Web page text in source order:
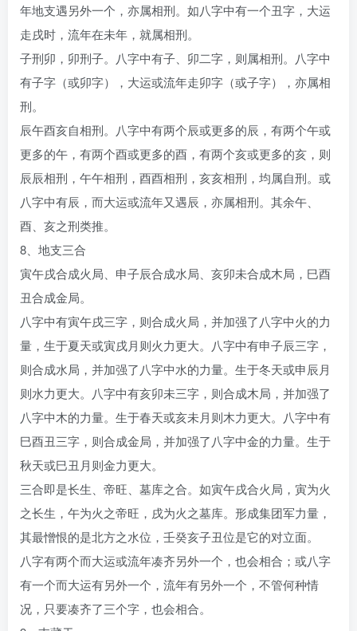
年地支遇另外一个，亦属相刑。如八字中有一个丑字，大运
走戌时，流年在未年，就属相刑。
子刑卯，卯刑子。八字中有子、卯二字，则属相刑。八字中
有子字（或卯字），大运或流年走卯字（或子字），亦属相
刑。
辰午酉亥自相刑。八字中有两个辰或更多的辰，有两个午或
更多的午，有两个酉或更多的酉，有两个亥或更多的亥，则
辰辰相刑，午午相刑，酉酉相刑，亥亥相刑，均属自刑。或
八字中有辰，而大运或流年又遇辰，亦属相刑。其余午、
酉、亥之刑类推。
8、地支三合
寅午戌合成火局、申子辰合成水局、亥卯未合成木局，巳酉
丑合成金局。
八字中有寅午戌三字，则合成火局，并加强了八字中火的力
量，生于夏天或寅戌月则火力更大。八字中有申子辰三字，
则合成水局，并加强了八字中水的力量。生于冬天或申辰月
则水力更大。八字中有亥卯未三字，则合成木局，并加强了
八字中木的力量。生于春天或亥未月则木力更大。八字中有
巳酉丑三字，则合成金局，并加强了八字中金的力量。生于
秋天或巳丑月则金力更大。
三合即是长生、帝旺、墓库之合。如寅午戌合火局，寅为火
之长生，午为火之帝旺，戌为火之墓库。形成集团军力量，
其最憎恨的是北方之水位，壬癸亥子丑位是它的对立面。
八字有两个而大运或流年凑齐另外一个，也会相合；或八字
有一个而大运有另外一个，流年有另外一个，不管何种情
况，只要凑齐了三个字，也会相合。